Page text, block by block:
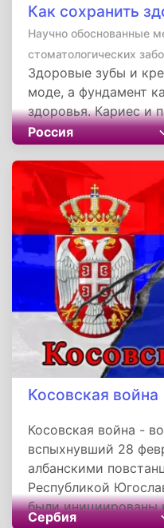
Как сохранить
Научно обоснованные
стоматологических
Здоровые зубы и
моде, а фундамент
здоровья. Кариес и
хронической
системных
основана на трех
посильны каждому:
очистка зубов
углеводов в рационе
поддержка.
Россия
Косовская война
Косовская война -
вспыхнувший 28
албанскими
Республикой
были инициированы
Сербия